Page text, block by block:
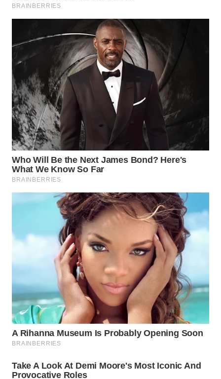
WN
WN
MANDALIKA
WN
LIKUPANG
WN
LABUANBAJO
WN
BORNEO
Group
NEWS
WAHANA
WAHANA
ADVOKAT
WAHANA
INFRASTRUKTUR
WAHANA